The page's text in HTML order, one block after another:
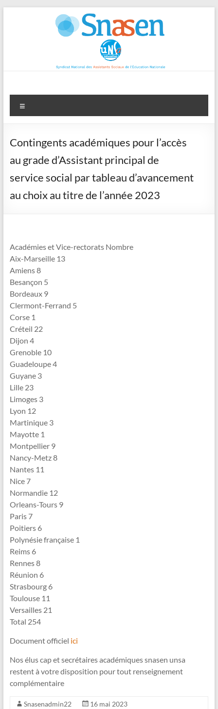
Contingents académiques pour l’accès
au grade d’Assistant principal de
service social par tableau d’avancement
au choix au titre de l’année 2023
Académies et Vice-rectorats Nombre
Aix-Marseille 13
Amiens 8
Besançon 5
Bordeaux 9
Clermont-Ferrand 5
Corse 1
Créteil 22
Dijon 4
Grenoble 10
Guadeloupe 4
Guyane 3
Lille 23
Limoges 3
Lyon 12
Martinique 3
Mayotte 1
Montpellier 9
Nancy-Metz 8
Nantes 11
Nice 7
Normandie 12
Orleans-Tours 9
Paris 7
Poitiers 6
Polynésie française 1
Reims 6
Rennes 8
Réunion 6
Strasbourg 6
Toulouse 11
Versailles 21
Total 254
Document officiel ici
Nos élus cap et secrétaires académiques snasen unsa
restent à votre disposition pour tout renseignement
complémentaire
Snasenadmin22
16 mai 2023